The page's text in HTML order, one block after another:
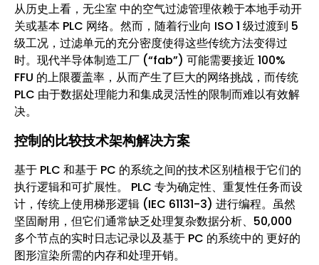
从历史上看，无尘室 中的空气过滤管理依赖于本地手动开
关或基本 PLC 网络。然而，随着行业向 ISO 1 级过渡到 5
级工况，过滤单元的充分密度使得这些传统方法变得过
时。现代半导体制造工厂 (“fab”) 可能需要接近 100%
FFU 的上限覆盖率，从而产生了巨大的网络挑战，而传统
PLC 由于数据处理能力和集成灵活性的限制而难以有效解
决。
控制的比较技术架构解决方案
基于 PLC 和基于 PC 的系统之间的技术区别植根于它们的
执行逻辑和可扩展性。 PLC 专为确定性、重复性任务而设
计，传统上使用梯形逻辑 (IEC 61131-3) 进行编程。虽然
坚固耐用，但它们通常缺乏处理复杂数据分析、50,000
多个节点的实时日志记录以及基于 PC 的系统中的 更好的
图形渲染所需的内存和处理开销。